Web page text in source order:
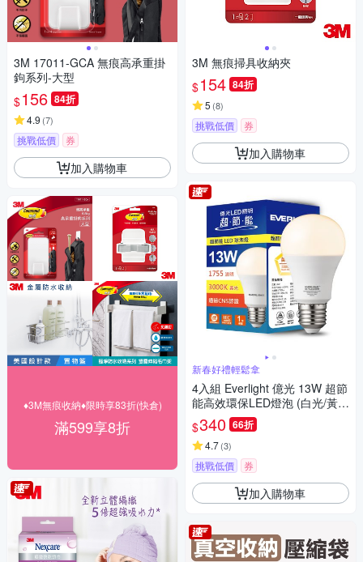
3M 17011-GCA 無痕高承重掛
鉤系列-大型
$156 84折
4.9 (7)
挑戰低價 券
加入購物車
♦3M無痕收納♦限時享83折(快倉)
滿599享8折
3M 無痕掃具收納夾
$154 84折
5 (8)
挑戰低價 券
加入購物車
新春好禮輕鬆拿
4入組 Everlight 億光 13W 超節
能高效環保LED燈泡 (白光/黃
光/自然光)
$340 66折
4.7(3)
挑戰低價 券
加入購物車